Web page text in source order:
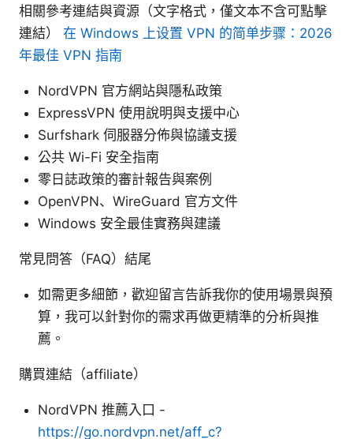
相關參考連結與資源（文字格式，僅文本不含可點擊
連結） 在 Windows 上设置 VPN 的简单步骤：2026
年最佳 VPN 指南
NordVPN 官方網站與隱私政策
ExpressVPN 使用說明與支援中心
Surfshark 伺服器分佈與協議支援
公共 Wi-Fi 安全指南
零日誌政策的審計報告與案例
OpenVPN、WireGuard 官方文件
Windows 安全最佳實務與建議
常見問答（FAQ）結尾
如需更多細節，歡迎留言告訴我你的使用場景與預
算，我可以針對你的需求再做更精準的分析與推
薦。
購買連結（affiliate）
NordVPN 推薦入口 -
https://go.nordvpn.net/aff_c?